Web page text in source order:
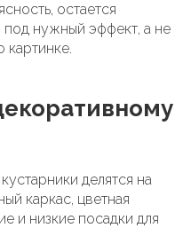
остается
под нужный эффект, а не
картинке.
делятся на
каркас, цветная
и низкие посадки для